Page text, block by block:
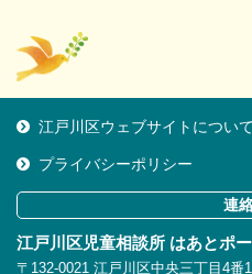
江戸川区ウェブサイトについて
プライバシーポリシー
連
江戸川区児童相談所 はあとポー
〒132-0021 江戸川区中央三丁目4番